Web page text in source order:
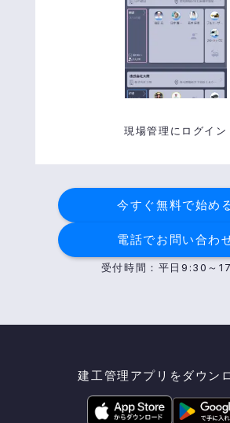
現場管理にログイン
今すぐ無料で始め
電話でお問い合わ
受付時間：平日9:30～
建工管理 アプリを ダウン